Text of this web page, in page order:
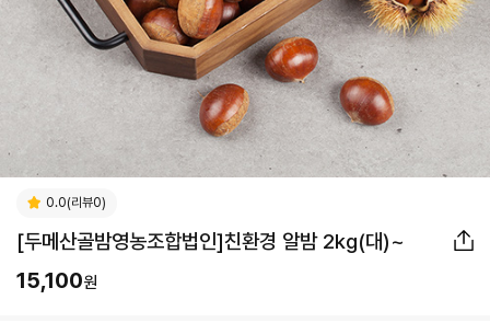
0.0(리뷰0)
[두메산골밤영농조합법인]친환경 알밤 2kg(대)~
15,100원